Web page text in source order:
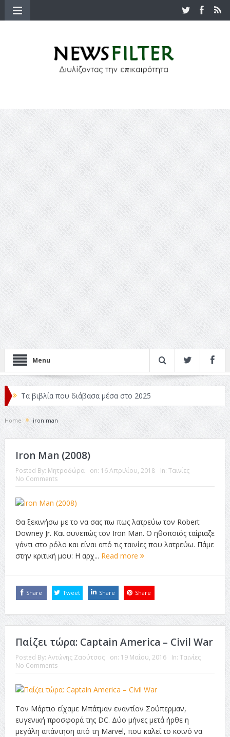
Menu
Τα βιβλία που διάβασα μέσα στο 2025
Κριτικές ταινιών: Ο Ντι Κάπριο και ο Λάνθιμος
Σχεδιασμός που «Μιλάει» Χωρίς Λέξεις
Σπιρτόκουτο: η απόλυτη αντισυμβατική καλοκαιρινή
ταινία
Η Φροντίδα Έχει Πολλές Μορφές: Κι Όλες Σε Αφορούν
Τρία Βήματα Μπροστά για Σένα και την Επιχείρησή σου
Home iron man
Iron Man (2008)
Posted By: Μητροδώρα on: 16 Απριλίου, 2018 In: Ταινίες
No Comments
Θα ξεκινήσω με το να σας πω πως λατρεύω τον Robert
Downey Jr. Και συνεπώς τον Iron Man. Ο ηθοποιός ταίριαζε
γάντι στο ρόλο και είναι από τις ταινίες που λατρεύω. Πάμε
στην κριτική μου: Η αρχ... Read more
Share Tweet Share Share
Παίζει τώρα: Captain America – Civil War
Posted By: Αντώνης Ζαούτσος on: 19 Μαΐου, 2016 In: Ταινίες
No Comments
Τον Μάρτιο είχαμε Μπάτμαν εναντίον Σούπερμαν,
ευγενική προσφορά της DC. Δύο μήνες μετά ήρθε η
μεγάλη απάντηση από τη Marvel, που καλεί το κοινό να